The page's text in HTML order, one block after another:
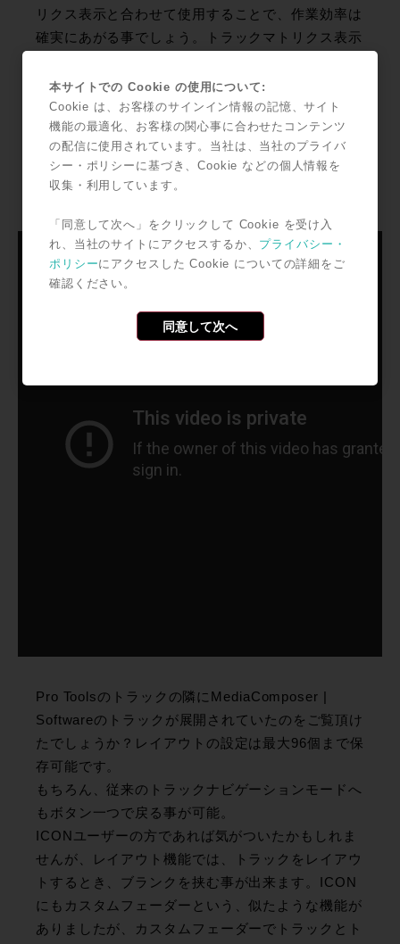
リクス表示と合わせて使用することで、作業効率は
確実にあがる事でしょう。トラックマトリクス表示
を作成する時もすぐに目的のトラックが見つけら
れ、アサインが可能です。
こちらの動画ではマスターモジュールのナビゲーシ
ョンスイッチ機能も詳しく解説をしているので参考
Pro Toolsのトラックの隣にMediaComposer |
Softwareのトラックが展開されていたのをご覧頂け
たでしょうか？レイアウトの設定は最大96個まで保
存可能です。
もちろん、従来のトラックナビゲーションモードへ
もボタン一つで戻る事が可能。
ICONユーザーの方であれば気がついたかもしれま
せんが、レイアウト機能では、トラックをレイアウ
トするとき、ブランクを挟む事が出来ます。ICON
にもカスタムフェーダーという、似たような機能が
ありましたが、カスタムフェーダーでトラックとト
本サイトでの Cookie の使用について:
Cookie は、お客様のサインイン情報の記憶、サイト
機能の最適化、お客様の関心事に合わせたコンテンツ
の配信に使用されています。当社は、当社のプライバ
シー・ポリシーに基づき、Cookie などの個人情報を
収集・利用しています。
「同意して次へ」をクリックして Cookie を受け入
れ、当社のサイトにアクセスするか、 プライバシー・
ポリシーにアクセスした Cookie についての詳細をご
確認ください。
同意して次へ